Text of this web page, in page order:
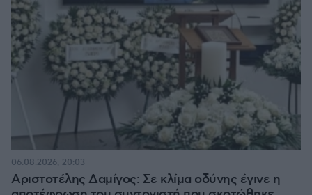
Αριστοτέλης Δαμίγος: Σε κλίμα οδύνης έγινε η
06.08.2026, 20:03